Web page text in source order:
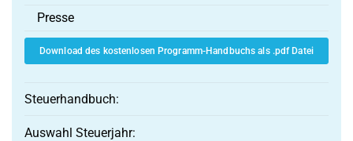
Presse
Download des kostenlosen Programm-Handbuchs als .pdf Datei
Steuerhandbuch:
Auswahl Steuerjahr: